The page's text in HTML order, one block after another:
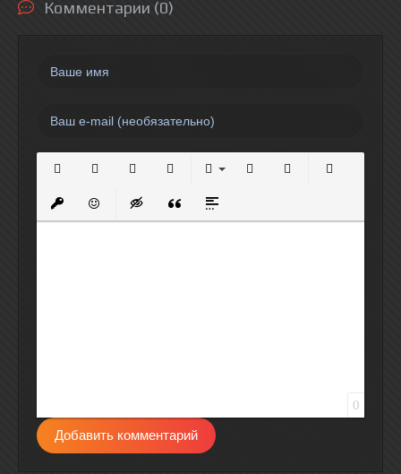
Комментарии (0)
Вставить защищенную ссылку
Вставить смайлик
Вставка скрытого текста
Вставка цитаты
Вставка спойлера
0
Добавить комментарий